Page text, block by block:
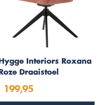
Hygge Interiors Roxana
Roze Draaistoel
199,95